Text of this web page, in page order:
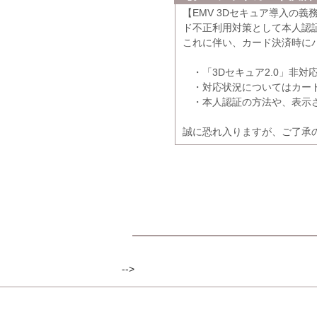
【EMV 3Dセキュア導入の
ド不正利用対策として本人
これに伴い、カード決済時
・「3Dセキュア2.0」非対
・対応状況についてはカー
・本人認証の方法や、表示
誠に恐れ入りますが、ご了承
-->